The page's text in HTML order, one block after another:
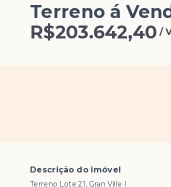
Terreno á
R$203.642,40 /
Descrição do imóvel
Terreno Lote 21, Gran Ville I